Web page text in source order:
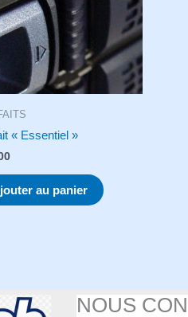
« Essentiel »
au panier
NOUS